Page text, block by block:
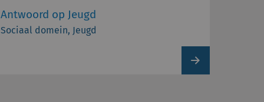
Antwoord op Jeugd
Sociaal domein, Jeugd
product